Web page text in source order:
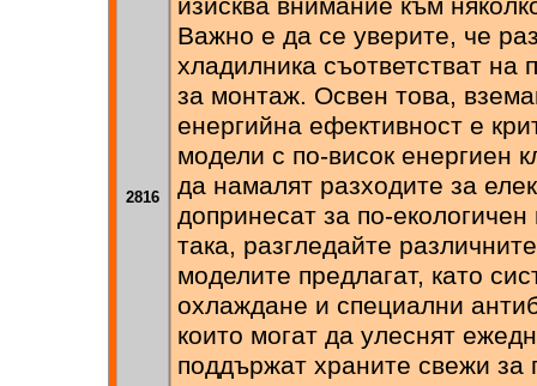
2816
Важно е да се уверите, че
хладилника съответстват на
за монтаж. Освен това,
енергийна ефективност е
модели с по-висок енергиен
да намалят разходите за
допринесат за по-
така, разгледайте
моделите предлагат, като
охлаждане и специални
които могат да улеснят
поддържат храните свежи за